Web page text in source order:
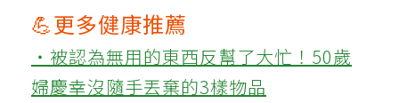
💪更多健康推薦
‧被認為無用的東西反幫了大忙！50歲
婦慶幸沒隨手丟棄的3樣物品